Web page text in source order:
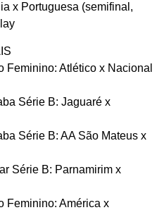
x Portuguesa (semifinal,
Feminino: Atlético x Nacional
Série B: Jaguaré x
Série B: AA São Mateus x
Série B: Parnamirim x
Feminino: América x